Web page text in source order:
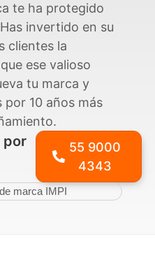
te ha protegido
invertido en su
clientes la
ese valioso
tu marca y
por 10 años más
por
55 9000
4343